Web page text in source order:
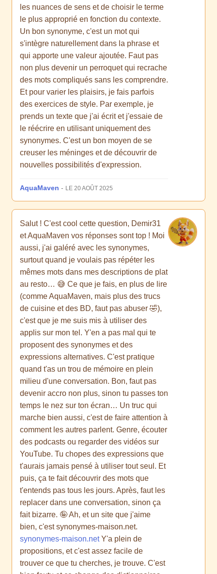
les nuances de sens et de choisir le terme
le plus approprié en fonction du contexte.
Un bon synonyme, c'est un mot qui
s'intègre naturellement dans la phrase et
qui apporte une valeur ajoutée. Faut pas
non plus devenir un perroquet qui recrache
des mots compliqués sans les comprendre.
Et pour varier les plaisirs, je fais parfois
des exercices de style. Par exemple, je
prends un texte que j'ai écrit et j'essaie de
le réécrire en utilisant uniquement des
synonymes. C'est un bon moyen de se
creuser les méninges et de découvrir de
nouvelles possibilités d'expression.
AquaMaven - LE 20 AOÛT 2025
Salut ! C'est cool cette question, Demir31
et AquaMaven vos réponses sont top ! Moi
aussi, j'ai galéré avec les synonymes,
surtout quand je voulais pas répéter les
mêmes mots dans mes descriptions de plat
au resto… 😅 Ce que je fais, en plus de lire
(comme AquaMaven, mais plus des trucs
de cuisine et des BD, faut pas abuser 🤣),
c'est que je me suis mis à utiliser des
applis sur mon tel. Y'en a pas mal qui te
proposent des synonymes et des
expressions alternatives. C'est pratique
quand t'as un trou de mémoire en plein
milieu d'une conversation. Bon, faut pas
devenir accro non plus, sinon tu passes ton
temps le nez sur ton écran… Un truc qui
marche bien aussi, c'est de faire attention à
comment les autres parlent. Genre, écouter
des podcasts ou regarder des vidéos sur
YouTube. Tu chopes des expressions que
t'aurais jamais pensé à utiliser tout seul. Et
puis, ça te fait découvrir des mots que
t'entends pas tous les jours. Après, faut les
replacer dans une conversation, sinon ça
fait bizarre. 🤪 Ah, et un site que j'aime
bien, c'est synonymes-maison.net.
synonymes-maison.netY'a plein de
propositions, et c'est assez facile de
trouver ce que tu cherches, je trouve. C'est